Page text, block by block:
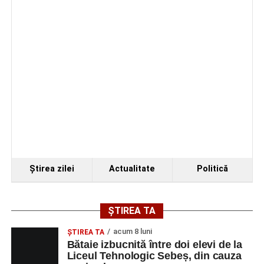
Ştirea zilei Actualitate Politică
ȘTIREA TA
ŞTIREA TA acum 8 luni
Bătaie izbucnită între doi elevi de la
Liceul Tehnologic Sebeș, din cauza